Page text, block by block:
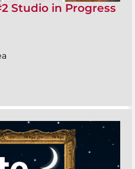
Studio in Progress